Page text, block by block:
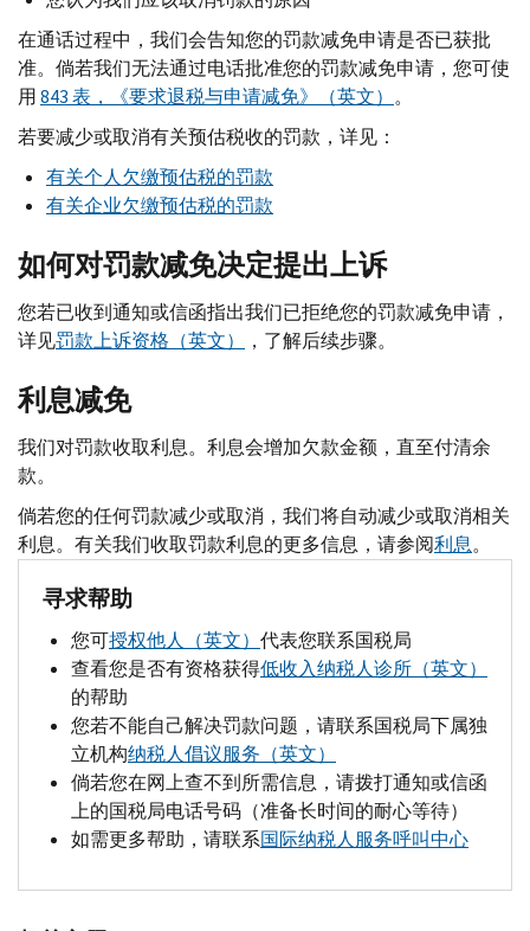
在通话过程中，我们会告知您的罚款减免申请是否已获批
准。倘若我们无法通过电话批准您的罚款减免申请，您可使
用843 表，《要求退税与申请减免》（英文） 。
若要减少或取消有关预估税收的罚款，详见：
有关个人欠缴预估税的罚款
有关企业欠缴预估税的罚款
如何对罚款减免决定提出上诉
您若已收到通知或信函指出我们已拒绝您的罚款减免申请，
详见罚款上诉资格（英文） ，了解后续步骤。
利息减免
我们对罚款收取利息。利息会增加欠款金额，直至付清余
款。
倘若您的任何罚款减少或取消，我们将自动减少或取消相关
利息。有关我们收取罚款利息的更多信息，请参阅利息。
寻求帮助
您可授权他人（英文） 代表您联系国税局
查看您是否有资格获得低收入纳税人诊所（英文）
的帮助
您若不能自己解决罚款问题，请联系国税局下属独
立机构纳税人倡议服务（英文）
倘若您在网上查不到所需信息，请拨打通知或信函
上的国税局电话号码（准备长时间的耐心等待）
如需更多帮助，请联系国际纳税人服务呼叫中心